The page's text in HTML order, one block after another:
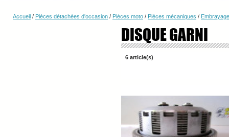
Accueil / Pièces détachées d'occasion / Pièces moto / Piéces mécaniques / Embrayage
DISQUE GARNI
6 article(s)